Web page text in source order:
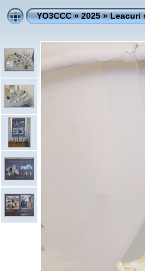
YO3CCC»2025»Leacuri